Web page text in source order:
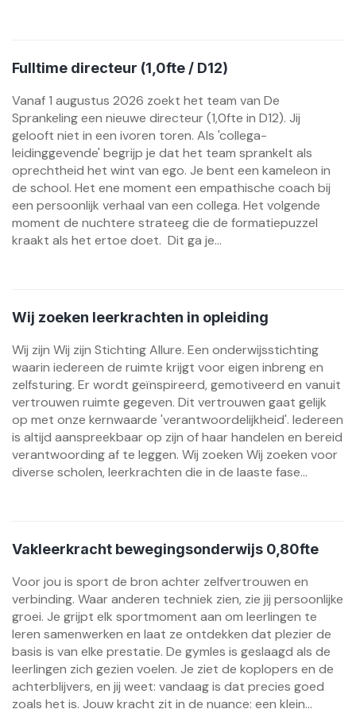
Fulltime directeur (1,0fte / D12)
Vanaf 1 augustus 2026 zoekt het team van De
Sprankeling een nieuwe directeur (1,0fte in D12). Jij
gelooft niet in een ivoren toren. Als 'collega-
leidinggevende' begrijp je dat het team sprankelt als
oprechtheid het wint van ego. Je bent een kameleon in
de school. Het ene moment een empathische coach bij
een persoonlijk verhaal van een collega. Het volgende
moment de nuchtere strateeg die de formatiepuzzel
kraakt als het ertoe doet. Dit ga je...
Wij zoeken leerkrachten in opleiding
Wij zijn Wij zijn Stichting Allure. Een onderwijsstichting
waarin iedereen de ruimte krijgt voor eigen inbreng en
zelfsturing. Er wordt geïnspireerd, gemotiveerd en vanuit
vertrouwen ruimte gegeven. Dit vertrouwen gaat gelijk
op met onze kernwaarde 'verantwoordelijkheid'. Iedereen
is altijd aanspreekbaar op zijn of haar handelen en bereid
verantwoording af te leggen. Wij zoeken Wij zoeken voor
diverse scholen, leerkrachten die in de laaste fase...
Vakleerkracht bewegingsonderwijs 0,80fte
Voor jou is sport de bron achter zelfvertrouwen en
verbinding. Waar anderen techniek zien, zie jij persoonlijke
groei. Je grijpt elk sportmoment aan om leerlingen te
leren samenwerken en laat ze ontdekken dat plezier de
basis is van elke prestatie. De gymles is geslaagd als de
leerlingen zich gezien voelen. Je ziet de koplopers en de
achterblijvers, en jij weet: vandaag is dat precies goed
zoals het is. Jouw kracht zit in de nuance: een klein...